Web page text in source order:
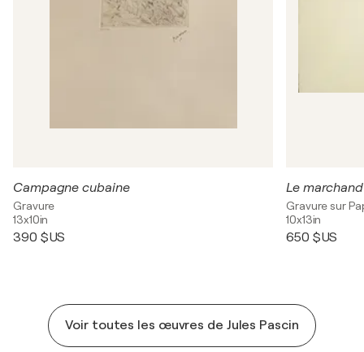
Campagne cubaine
Gravure
13x10in
390 $US
Le
Gravure sur
10x13in
650 $US
Voir toutes les œuvres de Jules Pascin